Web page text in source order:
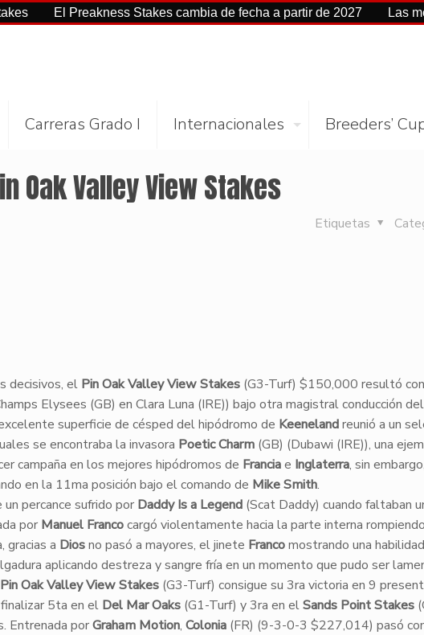
El Preakness Stakes cambia de fecha a partir de 2027 Las mejores
Carreras Grado I Internacionales Breeders’
Oak Valley View Stakes
Etiquetas
decisivos, el Pin Oak Valley View Stakes(G3-Turf) $150,000 resultó
Elysees (GB) en Clara Luna (IRE)) bajo otra magistral conducción
superficie de césped del hipódromo de Keenelandreunió a un
se encontraba la invasora Poetic Charm(GB) (Dubawi (IRE)), una
campaña en los mejores hipódromos de Franciae Inglaterra, sin
en la 11ma posición bajo el comando de Mike Smith.
percance sufrido por Daddy Is a Legend(Scat Daddy) cuando faltaban
por Manuel Francocargó violentamente hacia la parte interna
gracias a Diosno pasó a mayores, el jinete Francomostrando una habilidad
aplicando destreza y sangre fría en un momento que pudo ser
Pin Oak Valley View Stakes(G3-Turf) consigue su 3ra victoria en 9
5ta en el Del Mar Oaks (G1-Turf) y 3ra en elSands Point Stakes
Entrenada porGraham Motion, Colonia(FR) (9-3-0-3 $227,014) pasó